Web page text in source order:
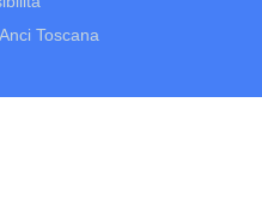
Toscana